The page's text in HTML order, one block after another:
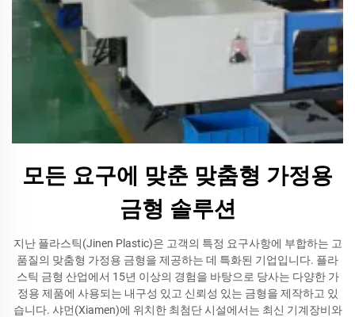
모든 요구에 맞춘 맞춤형 가정용
금형 솔루션
지난 플라스틱(Jinen Plastic)은 고객의 특정 요구사항에 부합하는 고
품질의 맞춤형 가정용 금형을 제공하는 데 특화된 기업입니다. 플라
스틱 금형 산업에서 15년 이상의 경험을 바탕으로 당사는 다양한 가
정용 제품에 사용되는 내구성 있고 신뢰성 있는 금형을 제작하고 있
습니다. 샤먼(Xiamen)에 위치한 최첨단 시설에서는 최신 기계장비와